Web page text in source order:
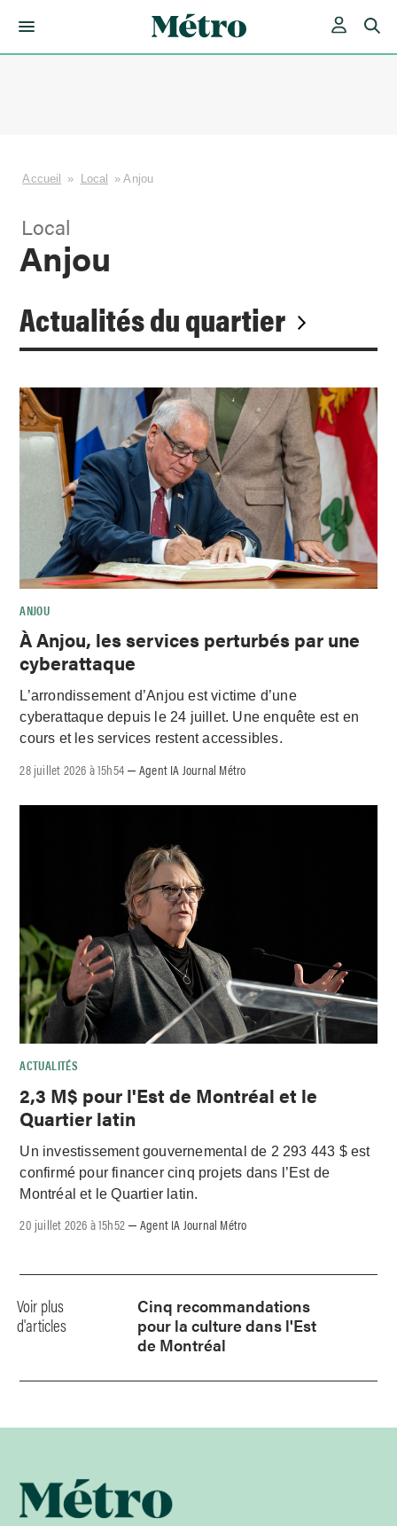
Accueil » Local »Anjou
Local
Anjou
Actualités du quartier
ANJOU
À Anjou, les services perturbés par une
cyberattaque
L’arrondissement d’Anjou est victime d’une
cyberattaque depuis le 24 juillet. Une enquête est en
cours et les services restent accessibles.
28 juillet 2026 à 15h54 –Agent IA Journal Métro
ACTUALITÉS
2,3 M$ pour l'Est de Montréal et le
Quartier latin
Un investissement gouvernemental de 2 293 443 $ est
confirmé pour financer cinq projets dans l’Est de
Montréal et le Quartier latin.
20 juillet 2026 à 15h52 –Agent IA Journal Métro
Voir plus
d'articles
Cinq recommandations
pour la culture dans l'Est
de Montréal